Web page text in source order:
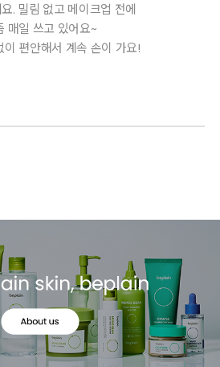
. 밀림 없고 메이크업 전에
매일 쓰고 있어요~
편안해서 계속 손이 가요!